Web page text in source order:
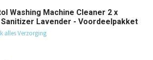
Washing Machine Cleaner 2 x
Lavender - Voordeelpakket
alles Verzorging